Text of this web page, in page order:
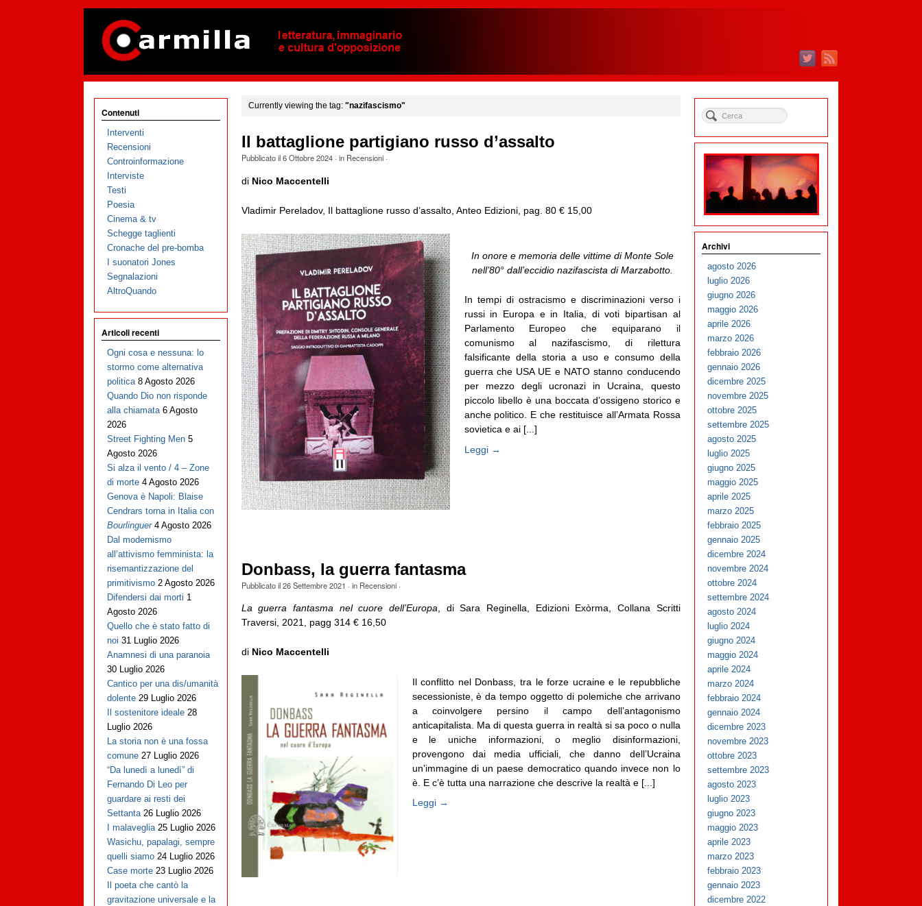
Currently viewing the tag: "nazifascismo"
Il battaglione partigiano russo d’assalto
Pubblicato il6 Ottobre 2024· in Recensioni·
di Nico Maccentelli
Vladimir Pereladov, Il battaglione russo d’assalto, Anteo Edizioni, pag. 80 € 15,00
In onore e memoria delle vittime di Monte Sole
nell’80° dall’eccidio nazifascista di Marzabotto.
In tempi di ostracismo e discriminazioni verso i
russi in Europa e in Italia, di voti bipartisan al
Parlamento Europeo che equiparano il
comunismo al nazifascismo, di rilettura
falsificante della storia a uso e consumo della
guerra che USA UE e NATO stanno conducendo
per mezzo degli ucronazi in Ucraina, questo
piccolo libello è una boccata d’ossigeno storico e
anche politico. E che restituisce all’Armata Rossa
sovietica e ai [...]
Leggi →
Donbass, la guerra fantasma
Pubblicato il26 Settembre 2021 · in Recensioni·
La guerra fantasma nel cuore dell’Europa , di Sara Reginella, Edizioni Exòrma, Collana Scritti
Traversi, 2021, pagg 314 € 16,50
di Nico Maccentelli
Il conflitto nel Donbass, tra le forze ucraine e le repubbliche
secessioniste, è da tempo oggetto di polemiche che arrivano
a coinvolgere persino il campo dell’antagonismo
anticapitalista. Ma di questa guerra in realtà si sa poco o nulla
e le uniche informazioni, o meglio disinformazioni,
provengono dai media ufficiali, che danno dell’Ucraina
un’immagine di un paese democratico quando invece non lo
è. E c’è tutta una narrazione che descrive la realtà e [...]
Leggi →
Contenuti
Interventi
Recensioni
Controinformazione
Interviste
Testi
Poesia
Cinema & tv
Schegge taglienti
Cronache del pre-bomba
I suonatori Jones
Segnalazioni
AltroQuando
Articoli recenti
Ogni cosa e nessuna: lo
stormo come alternativa
politica 8 Agosto 2026
Quando Dio non risponde
alla chiamata 6 Agosto
2026
Street Fighting Men 5
Agosto 2026
Si alza il vento / 4 – Zone
di morte 4 Agosto 2026
Genova è Napoli: Blaise
Cendrars torna in Italia con
Bourlinguer 4 Agosto 2026
Dal modernismo
all’attivismo femminista: la
risemantizzazione del
primitivismo 2 Agosto 2026
Difendersi dai morti 1
Agosto 2026
Quello che è stato fatto di
noi 31 Luglio 2026
Anamnesi di una paranoia
30 Luglio 2026
Cantico per una dis/umanità
dolente 29 Luglio 2026
Il sostenitore ideale 28
Luglio 2026
La storia non è una fossa
comune 27 Luglio 2026
“Da lunedì a lunedì” di
Fernando Di Leo per
guardare ai resti dei
Settanta 26 Luglio 2026
I malaveglia 25 Luglio 2026
Wasichu, papalagi, sempre
quelli siamo 24 Luglio 2026
Case morte 23 Luglio 2026
Il poeta che cantò la
gravitazione universale e la
Archivi
agosto 2026
luglio 2026
giugno 2026
maggio 2026
aprile 2026
marzo 2026
febbraio 2026
gennaio 2026
dicembre 2025
novembre 2025
ottobre 2025
settembre 2025
agosto 2025
luglio 2025
giugno 2025
maggio 2025
aprile 2025
marzo 2025
febbraio 2025
gennaio 2025
dicembre 2024
novembre 2024
ottobre 2024
settembre 2024
agosto 2024
luglio 2024
giugno 2024
maggio 2024
aprile 2024
marzo 2024
febbraio 2024
gennaio 2024
dicembre 2023
novembre 2023
ottobre 2023
settembre 2023
agosto 2023
luglio 2023
giugno 2023
maggio 2023
aprile 2023
marzo 2023
febbraio 2023
gennaio 2023
dicembre 2022